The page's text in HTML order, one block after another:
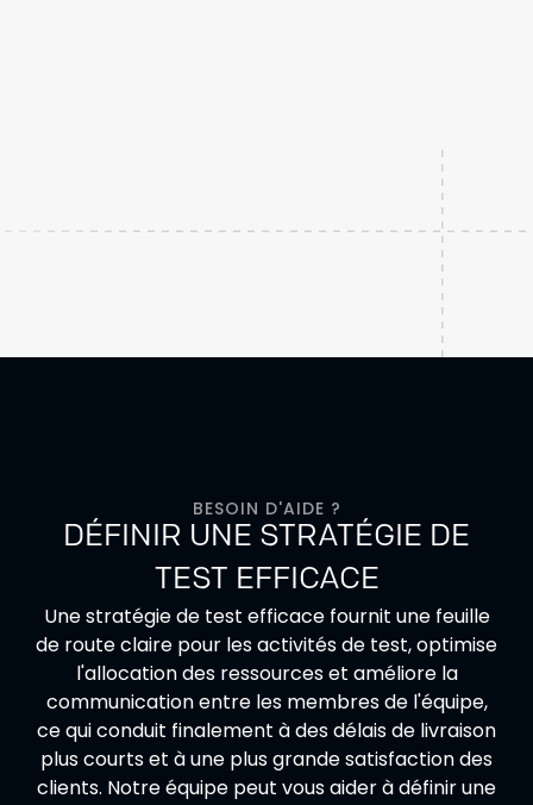
BESOIN D'AIDE ?
DÉFINIR UNE STRATÉGIE DE
TEST EFFICACE
Une stratégie de test efficace fournit une feuille
de route claire pour les activités de test, optimise
l'allocation des ressources et améliore la
communication entre les membres de l'équipe,
ce qui conduit finalement à des délais de livraison
plus courts et à une plus grande satisfaction des
clients. Notre équipe peut vous aider à définir une